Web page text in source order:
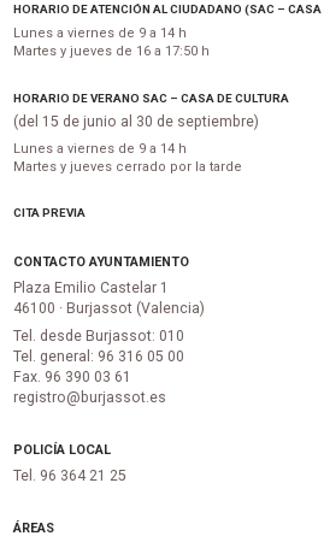
HORARIO DE ATENCIÓN AL CIUDADANO (SAC – CASA
Lunes a viernes de 9 a 14 h
Martes y jueves de 16 a 17:50 h
HORARIO DE VERANO SAC – CASA DE CULTURA
(del 15 de junio al 30 de septiembre)
Lunes a viernes de 9 a 14 h
Martes y jueves cerrado por la tarde
CITA PREVIA
CONTACTO AYUNTAMIENTO
Plaza Emilio Castelar 1
46100 · Burjassot (Valencia)
Tel. desde Burjassot: 010
Tel. general: 96 316 05 00
Fax. 96 390 03 61
registro@burjassot.es
POLICÍA LOCAL
Tel. 96 364 21 25
ÁREAS